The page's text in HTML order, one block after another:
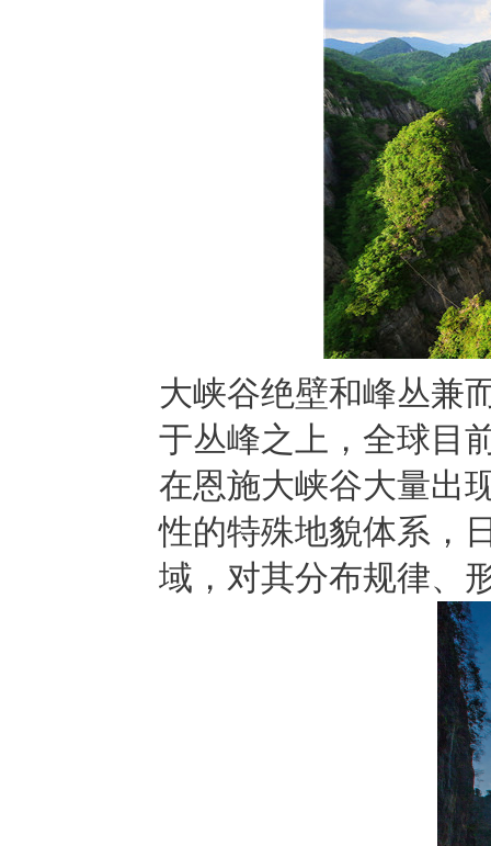
大峡谷绝壁和峰丛兼
于丛峰之上，全球目
在恩施大峡谷大量出
性的特殊地貌体系，
域，对其分布规律、